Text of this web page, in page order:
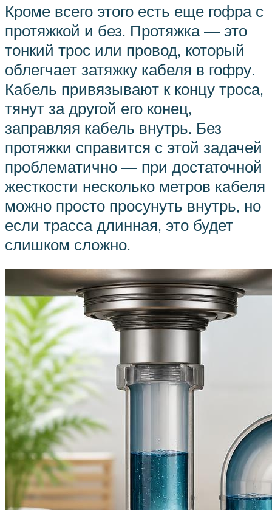
Кроме всего этого есть еще гофра с
протяжкой и без. Протяжка — это
тонкий трос или провод, который
облегчает затяжку кабеля в гофру.
Кабель привязывают к концу троса,
тянут за другой его конец,
заправляя кабель внутрь. Без
протяжки справится с этой задачей
проблематично — при достаточной
жесткости несколько метров кабеля
можно просто просунуть внутрь, но
если трасса длинная, это будет
слишком сложно.